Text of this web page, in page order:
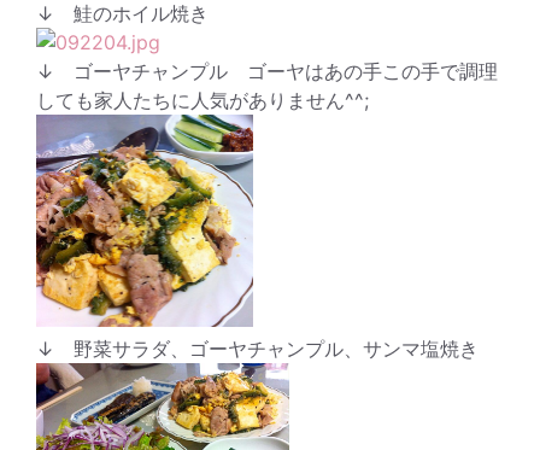
↓ 鮭のホイル焼き
↓ ゴーヤチャンプル ゴーヤはあの手この手で調理
しても家人たちに人気がありません^^;
↓ 野菜サラダ、ゴーヤチャンプル、サンマ塩焼き